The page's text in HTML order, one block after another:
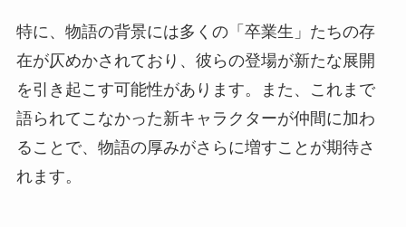
特に、物語の背景には多くの「卒業生」たちの存
在が仄めかされており、彼らの登場が新たな展開
を引き起こす可能性があります。また、これまで
語られてこなかった新キャラクターが仲間に加わ
ることで、物語の厚みがさらに増すことが期待さ
れます。